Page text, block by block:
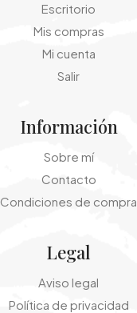
Escritorio
Mis compras
Mi cuenta
Salir
Información
Sobre mí
Contacto
Condiciones de compra
Legal
Aviso legal
Política de privacidad